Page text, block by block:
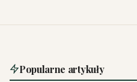
Popularne artykuły